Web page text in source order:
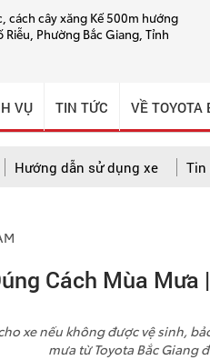
cách cây xăng Kế 500m hướng
Riễu, Phường Bắc Giang, Tỉnh
VỤ TIN TỨC VỀ TOYOTA
Hướng dẫn sử dụng xe Tin
Cách Mùa
xe nếu không được vệ sinh,
mưa từ Toyota Bắc Giang